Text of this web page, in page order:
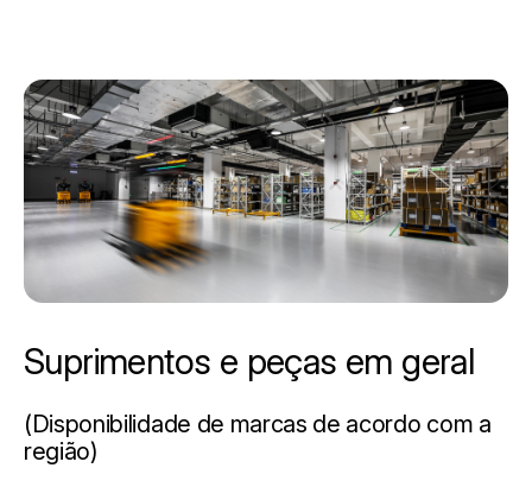
Suprimentos e peças em geral
(Disponibilidade de marcas de acordo com a
região)